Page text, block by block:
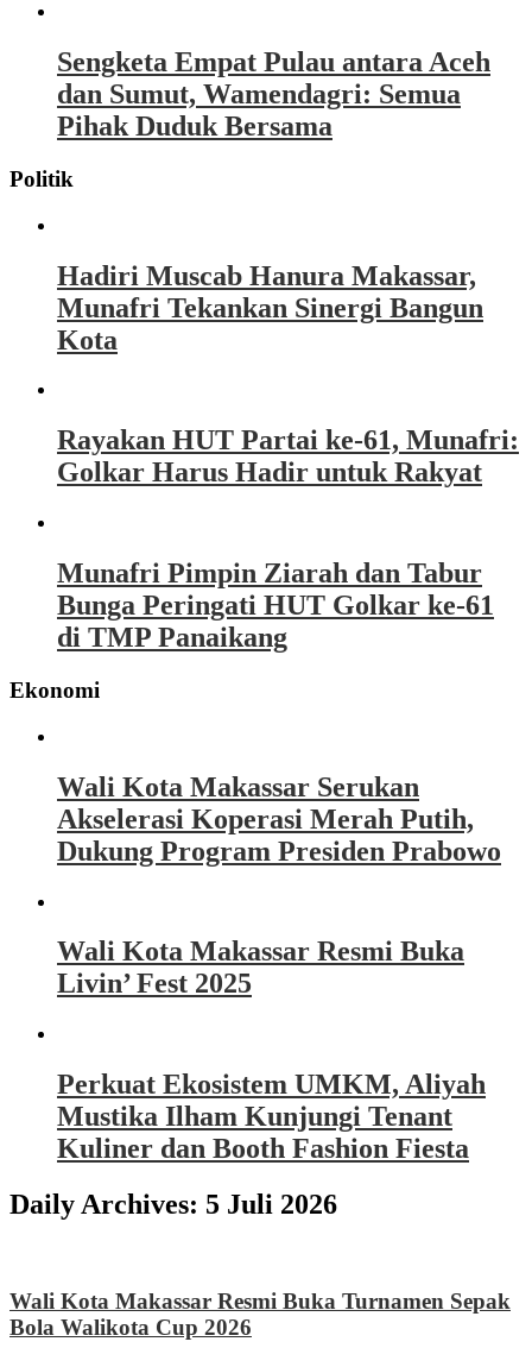
Sengketa Empat Pulau antara Aceh
dan Sumut, Wamendagri: Semua
Pihak Duduk Bersama
Politik
Hadiri Muscab Hanura Makassar,
Munafri Tekankan Sinergi Bangun
Kota
Rayakan HUT Partai ke-61, Munafri:
Golkar Harus Hadir untuk Rakyat
Munafri Pimpin Ziarah dan Tabur
Bunga Peringati HUT Golkar ke-61
di TMP Panaikang
Ekonomi
Wali Kota Makassar Serukan
Akselerasi Koperasi Merah Putih,
Dukung Program Presiden Prabowo
Wali Kota Makassar Resmi Buka
Livin’ Fest 2025
Perkuat Ekosistem UMKM, Aliyah
Mustika Ilham Kunjungi Tenant
Kuliner dan Booth Fashion Fiesta
Daily Archives: 5 Juli 2026
Wali Kota Makassar Resmi Buka Turnamen Sepak
Bola Walikota Cup 2026